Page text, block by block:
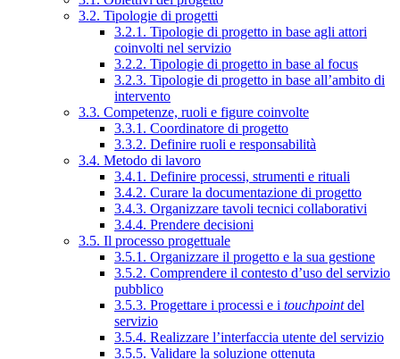
3.2. Tipologie di progetti
3.2.1. Tipologie di progetto in base agli attori
coinvolti nel servizio
3.2.2. Tipologie di progetto in base al focus
3.2.3. Tipologie di progetto in base all’ambito di
intervento
3.3. Competenze, ruoli e figure coinvolte
3.3.1. Coordinatore di progetto
3.3.2. Definire ruoli e responsabilità
3.4. Metodo di lavoro
3.4.1. Definire processi, strumenti e rituali
3.4.2. Curare la documentazione di progetto
3.4.3. Organizzare tavoli tecnici collaborativi
3.4.4. Prendere decisioni
3.5. Il processo progettuale
3.5.1. Organizzare il progetto e la sua gestione
3.5.2. Comprendere il contesto d’uso del servizio
pubblico
3.5.3. Progettare i processi e i touchpointdel
servizio
3.5.4. Realizzare l’interfaccia utente del servizio
3.5.5. Validare la soluzione ottenuta